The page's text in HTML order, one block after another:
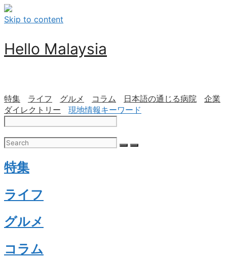
Skip to content
Hello Malaysia
特集 ライフ グルメ コラム 日本語の通じる病院
企業
ダイレクトリー
現地情報キーワード
特集
ライフ
グルメ
コラム